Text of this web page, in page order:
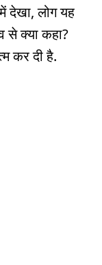
देखा, लोग यह
से क्या कहा?
कर दी है.